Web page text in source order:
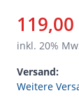
119,00
inkl. 20%
Versand:
Weitere